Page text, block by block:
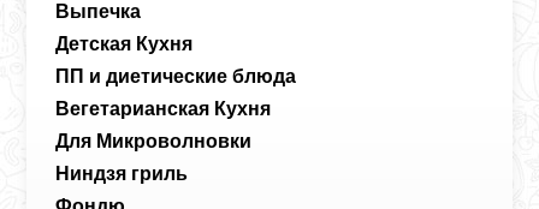
Выпечка
Детская Кухня
ПП и диетические блюда
Вегетарианская Кухня
Для Микроволновки
Ниндзя гриль